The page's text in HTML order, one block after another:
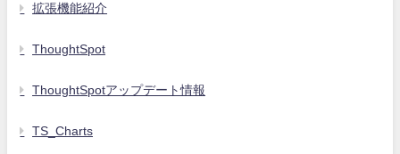
拡張機能紹介
ThoughtSpot
ThoughtSpotアップデート情報
TS_Charts